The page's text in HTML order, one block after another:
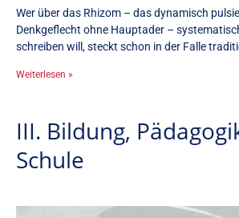
Wer über das Rhizom – das dynamisch
Denkgeflecht ohne Hauptader –
schreiben will, steckt schon in der Falle
Weiterlesen »
III. Bildung,
Schule